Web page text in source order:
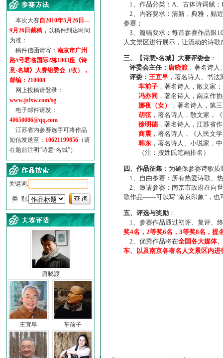
诗意名城·地铁时间
地铁完美呈现【诗意·名城...
参赛作品多达5000多首
“诗意·名城”晒诗会
特别通知--致广大诗词爱好...
本次大赛自2010年5月26日—
9月26日截稿， 以稿件到达时间
为准：
稿件信函请寄： 南京市广州
路5号君临国际2栋1803座《诗
意·名城》大赛组委会（收），
邮编：210008
网上投稿请登录：
www.jsfxw.com/sg
电子邮件请发：
40650086@qq.com
江苏省内参赛选手可将作品
短信发送至： 10621199856 （请
在题前注明“诗意·名城”）
关键词:
类 别:
唐晓渡
王宜早 车前子
1、作品分类：A、古体诗词赋；
2、内容要求：清新，典雅，贴
参赛；
3、篇幅要求：每首参赛作品限
人文景区进行展示，让流动的诗
三、【诗意•名城】大赛评委会 ：
评委会主任： 唐晓渡 ，著名诗
评委： 王宜早 ，著名诗人、书
车前子 ，著名诗人，散文家；
冯亦同 ，著名诗人，南京作
娜夜（女）
，著名诗人，第
胡弦，著名诗人，散文家，
徐明德，著名诗人，江苏省
商震 ，著名诗人，《人民文
韩东 ，著名诗人、小说家，
（注：按姓氏笔画排名）
四、作品征集 ：为确保参赛诗歌
1、自由参赛：所有热爱诗歌、
2、邀请参赛：南京市政府在向
歌作品——可以写“南京印象”，也
五、评选与奖励 ：
1、参赛作品通过初评、复评、
奖4名，2等奖6名，3等奖8名，提
2、优秀作品将在全国各大媒体
车、以及南京各著名人文景区内进